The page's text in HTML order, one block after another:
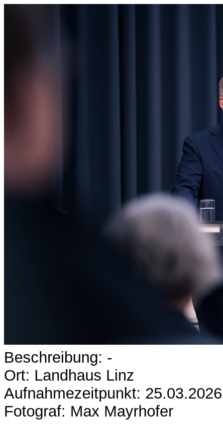
Beschreibung: -
Ort: Landhaus Linz
Aufnahmezeitpunkt: 25.03.2026
Fotograf: Max Mayrhofer